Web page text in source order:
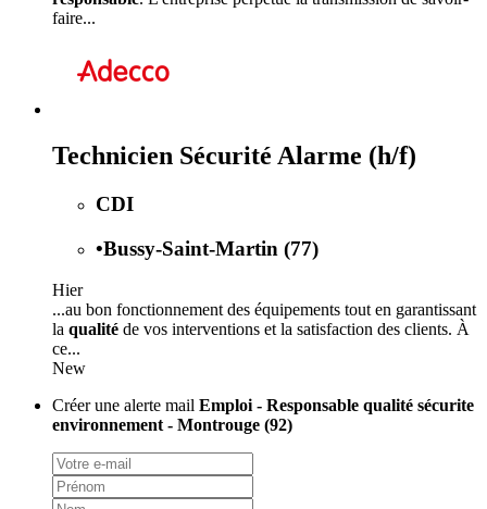
faire...
Technicien Sécurité Alarme (h/f)
CDI
•Bussy-Saint-Martin (77)
Hier
...au bon fonctionnement des équipements tout en garantissant
la qualité de vos interventions et la satisfaction des clients. À
ce...
New
Créer une alerte mail Emploi - Responsable qualité sécurite
environnement - Montrouge (92)